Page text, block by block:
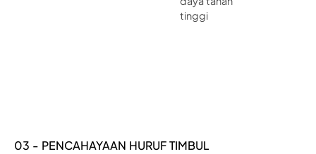
tinggi
03 - PENCAHAYAAN HURUF TIMBUL